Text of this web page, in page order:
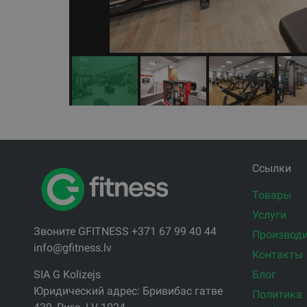
Звоните GFITNESS +371 67 99 40 44
info@gfitness.lv
SIA G Kolizejs
Юридический адрес: Бривибас гатве
Ссылки
Товары
Услуги
Контакты
Блог
Политика